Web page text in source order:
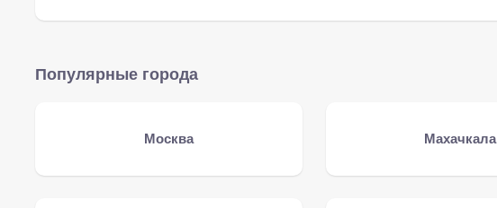
Популярные города
Москва Махачкала